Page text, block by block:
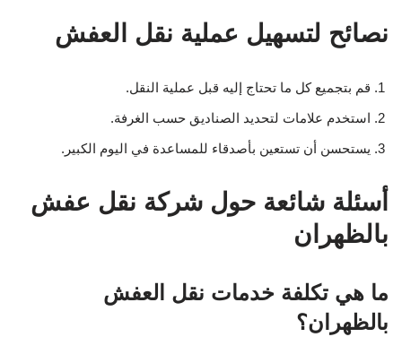
نصائح لتسهيل عملية نقل العفش
قم بتجميع كل ما تحتاج إليه قبل عملية النقل.
استخدم علامات لتحديد الصناديق حسب الغرفة.
يستحسن أن تستعين بأصدقاء للمساعدة في اليوم الكبير.
أسئلة شائعة حول شركة نقل عفش
بالظهران
ما هي تكلفة خدمات نقل العفش
بالظهران؟